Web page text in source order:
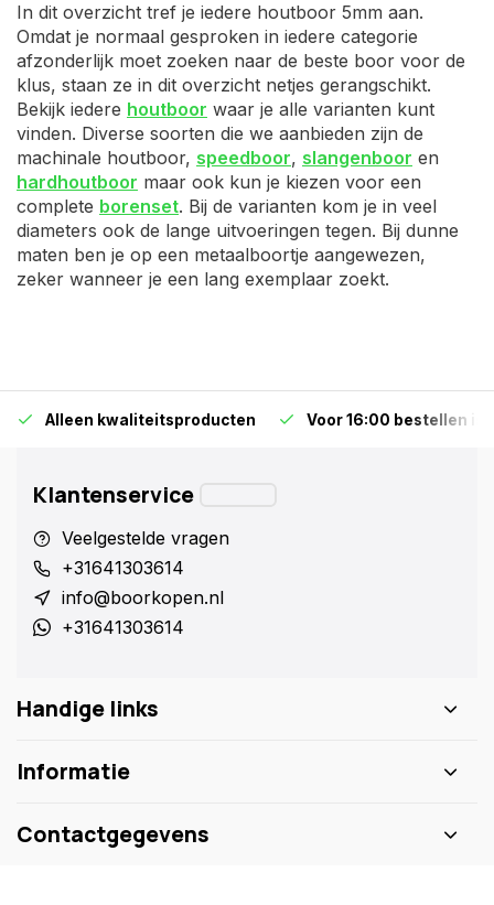
In dit overzicht tref je iedere houtboor 5mm aan.
Omdat je normaal gesproken in iedere categorie
afzonderlijk moet zoeken naar de beste boor voor de
klus, staan ze in dit overzicht netjes gerangschikt.
Bekijk iedere houtboor waar je alle varianten kunt
vinden. Diverse soorten die we aanbieden zijn de
machinale houtboor, speedboor, slangenboor en
hardhoutboor maar ook kun je kiezen voor een
complete borenset. Bij de varianten kom je in veel
diameters ook de lange uitvoeringen tegen. Bij dunne
maten ben je op een metaalboortje aangewezen,
zeker wanneer je een lang exemplaar zoekt.
Alleen kwaliteitsproducten Voor 16:00 bestellen is
Klantenservice
Veelgestelde vragen
+31641303614
info@boorkopen.nl
+31641303614
Handige links
Informatie
Contactgegevens